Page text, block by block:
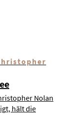
Nolan
hält die